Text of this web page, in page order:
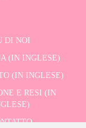
DI NOI
(IN INGLESE)
(IN INGLESE)
E RESI (IN